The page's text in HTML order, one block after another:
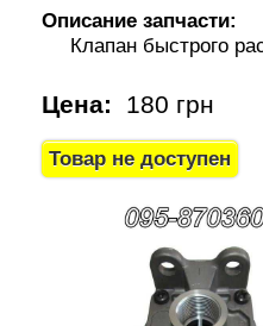
Описание запчасти:
Клапан быстрого
Цена: 180 грн